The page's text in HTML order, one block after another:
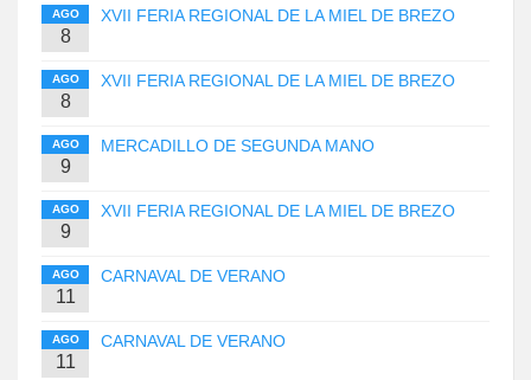
AGO
8
XVII FERIA REGIONAL DE LA MIEL DE BREZO
AGO
8
XVII FERIA REGIONAL DE LA MIEL DE BREZO
AGO
9
MERCADILLO DE SEGUNDA MANO
AGO
9
XVII FERIA REGIONAL DE LA MIEL DE BREZO
AGO
11
CARNAVAL DE VERANO
AGO
11
CARNAVAL DE VERANO